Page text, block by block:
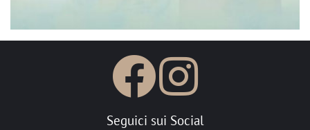
Seguici sui Social